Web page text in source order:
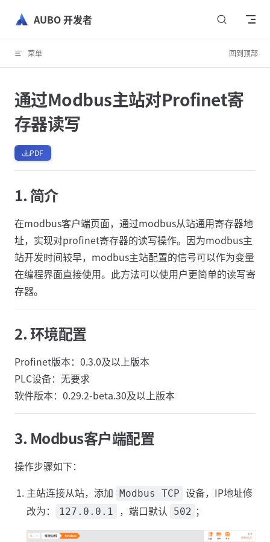
跳转到内容
AUBO 开发者
菜单 回到顶部
通过Modbus主站对Profinet寄
存器读写
PDF
1. 简介
在modbus客户端页面，通过modbus从站通用寄存器地
址，实现对profinet寄存器的读写操作。因为modbus主
站开发时间较早，modbus主站配置的信号可以作为变量
在编程界面直接使用。此方法可以使用户更简单的读写寄
存器。
2. 环境配置
Profinet版本：0.3.0及以上版本
PLC设备：无要求
软件版本：0.29.2-beta.30及以上版本
3. Modbus客户端配置
操作步骤如下：
主站连接从站，添加 Modbus TCP 设备，IP地址修
改为：
127.0.0.1 ，端口默认 502 ；